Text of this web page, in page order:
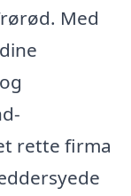
Med
rette firma